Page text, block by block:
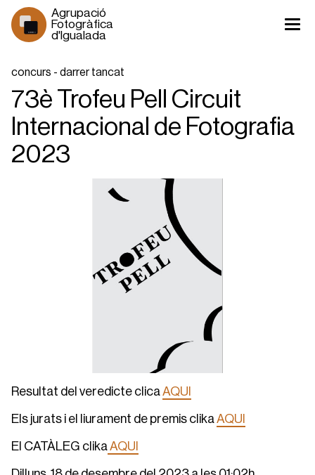
Agrupació
Fotogràfica
d'Igualada
1930 >
concurs - darrer tancat
73è Trofeu Pell Circuit
Internacional de Fotografia
2023
Resultat del veredicte clicaAQUI
Els jurats i el liurament de premis clikaAQUI
El CATÀLEG clikaAQUI